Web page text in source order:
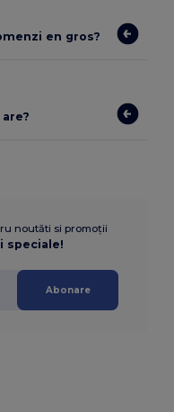
en gros?
noutăti si promoții
speciale!
Abonare